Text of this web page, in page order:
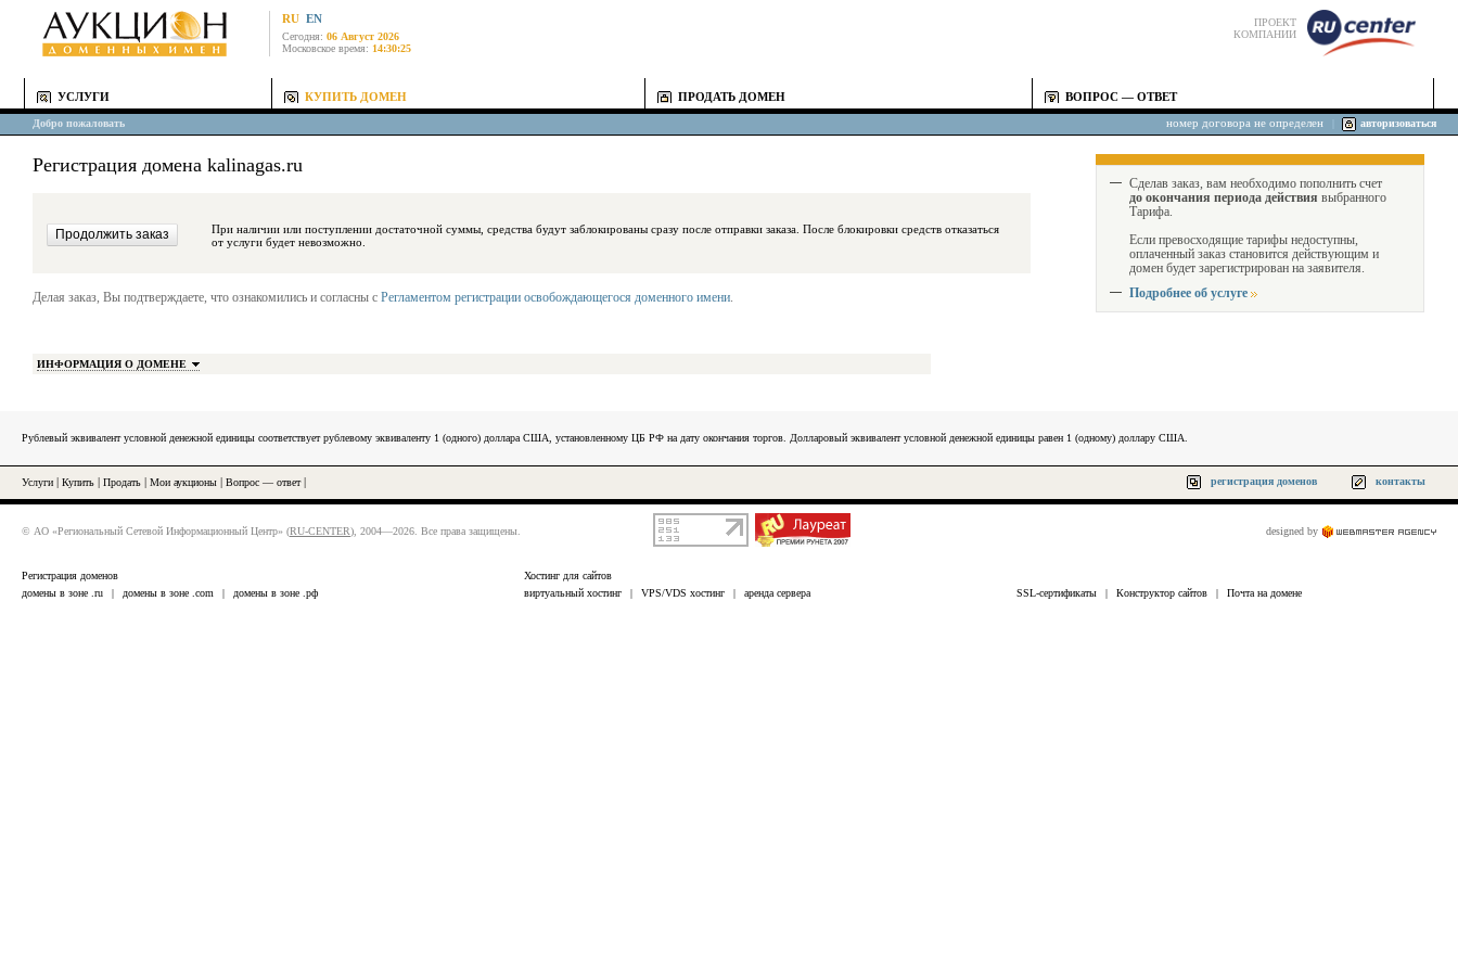
RU EN
Сегодня: 06 Август 2026
Московское время: 14:30:25
ПРОЕКТ
КОМПАНИИ
УСЛУГИ КУПИТЬ ДОМЕН ПРОДАТЬ ДОМЕН ВОПРОС — ОТВЕТ
Добро пожаловать номер договора не определен авторизоваться
Регистрация домена kalinagas.ru
При наличии или поступлении достаточной суммы, средства будут заблокированы сразу после отправки заказа. После блокировки средств отказаться
от услуги будет невозможно.
Делая заказ, Вы подтверждаете, что ознакомились и согласны с Регламентом регистрации освобождающегося доменного имени.
ИНФОРМАЦИЯ О ДОМЕНЕ
Сделав заказ, вам необходимо пополнить счет
до окончания периода действия выбранного
Тарифа.
Если превосходящие тарифы недоступны,
оплаченный заказ становится действующим и
домен будет зарегистрирован на заявителя.
Подробнее об услуге
Рублевый эквивалент условной денежной единицы соответствует рублевому эквиваленту 1 (одного) доллара США, установленному ЦБ РФ на дату окончания торгов. Долларовый эквивалент условной денежной единицы равен 1 (одному) доллару США.
Услуги Купить Продать Мои аукционы Вопрос — ответ| регистрация доменов контакты
© АО «Региональный Сетевой Информационный Центр» (RU-CENTER), 2004—2026. Все права защищены. designed by
Регистрация доменов
домены в зоне .ru
| домены в зоне .com | домены в зоне .рф
Хостинг для сайтов
виртуальный хостинг
| VPS/VDS хостинг | аренда сервера SSL-сертификаты | Конструктор сайтов | Почта на домене